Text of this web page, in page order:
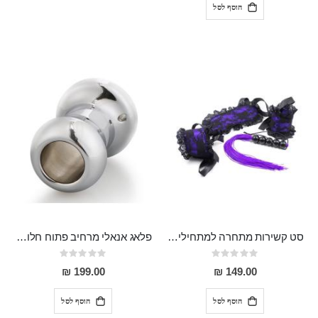
הוסף לסל
סט קשירות מתחרה למתחילים המכיל כיסוי עיניים, אזיקים ושוט מהודר עם רצועות סיליקון "Baldemar"
Rating:
0%
149.00 ₪
הוסף לסל
פלאג אנאלי מרחיב פתוח חלול מפלדת אל חלד "Veles" להצצה ולמשחקים אנאלים מתקדמים
Rating:
0%
199.00 ₪
הוסף לסל